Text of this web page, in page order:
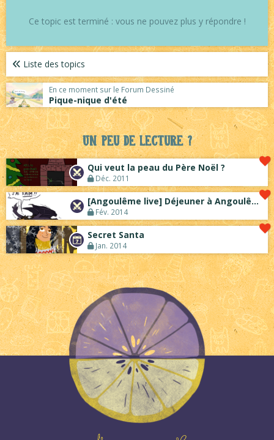
Ce topic est terminé : vous ne pouvez plus y répondre !
Liste des topics
En ce moment sur le Forum Dessiné
Pique-nique d'été
Un peu de lecture ?
Qui veut la peau du Père Noël ?
Déc. 2011
[Angoulême live] Déjeuner à Angoulême
Fév. 2014
Secret Santa
Jan. 2014